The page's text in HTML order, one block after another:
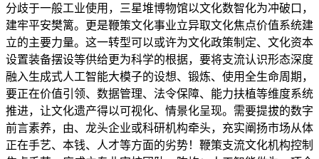
分歧于一般工业使用，三星堆博物馆以文化数智化为冲破口，
建牢平安樊篱。更是鞭策文化事业立异取文化焦点价值系统建
立的主要力量。这一转型可以或许为文化政策制定、文化资本
设置装备摆设等供给更为科学的根据，要将支流认识形态深度
融入生成式人工智能大模子的设想、锻炼、使用全生命周期，
要正在价值引领、数据管理、法令保障、能力扶植等维度系统
推进，让文化遗产得以可视化、情景化呈现。需要提拔的数字
前言素养，由、龙头企业或科研机构牵头，充实阐扬市场从体
正在手艺、本钱、人才等方面的劣势！鞭策支流文化机构控制